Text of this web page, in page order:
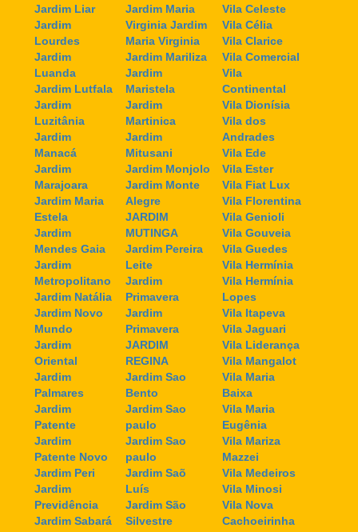
Jardim Liar
Jardim
Lourdes
Jardim
Luanda
Jardim Lutfala
Jardim
Luzitânia
Jardim
Manacá
Jardim
Marajoara
Jardim Maria
Estela
Jardim
Mendes Gaia
Jardim
Metropolitano
Jardim Natália
Jardim Novo
Mundo
Jardim
Oriental
Jardim
Palmares
Jardim
Patente
Jardim
Patente Novo
Jardim Peri
Jardim
Previdência
Jardim Sabará
Jardim Maria
Virginia Jardim
Maria Virginia
Jardim Mariliza
Jardim
Maristela
Jardim
Martinica
Jardim
Mitusani
Jardim Monjolo
Jardim Monte
Alegre
JARDIM
MUTINGA
Jardim Pereira
Leite
Jardim
Primavera
Jardim
Primavera
JARDIM
REGINA
Jardim Sao
Bento
Jardim Sao
paulo
Jardim Sao
paulo
Jardim Saõ
Luís
Jardim São
Silvestre
Vila Celeste
Vila Célia
Vila Clarice
Vila Comercial
Vila
Continental
Vila Dionísia
Vila dos
Andrades
Vila Ede
Vila Ester
Vila Fiat Lux
Vila Florentina
Vila Genioli
Vila Gouveia
Vila Guedes
Vila Hermínia
Vila Hermínia
Lopes
Vila Itapeva
Vila Jaguari
Vila Liderança
Vila Mangalot
Vila Maria
Baixa
Vila Maria
Eugênia
Vila Mariza
Mazzei
Vila Medeiros
Vila Minosi
Vila Nova
Cachoeirinha